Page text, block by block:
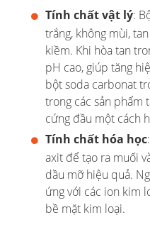
Tính chất vật lý:
trắng, không mùi,
kiềm. Khi hòa tan
pH cao, giúp tăng
bột soda carbonat
trong các sản phẩm
cứng đầu một cách
Tính chất hóa học
axit để tạo ra muối
dầu mỡ hiệu quả.
ứng với các ion kim
bề mặt kim loại.